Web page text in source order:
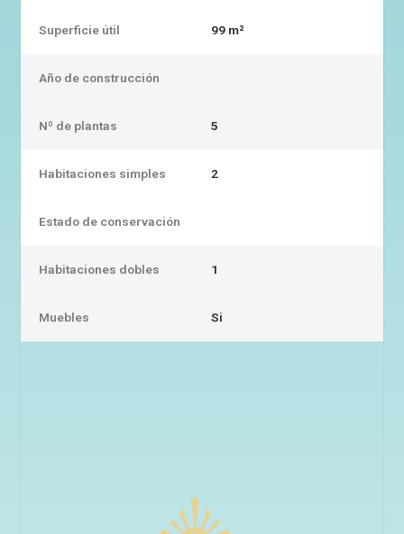
Superficie útil 99 m²
Año de construcción
Nº de plantas 5
Habitaciones simples 2
Estado de conservación
Habitaciones dobles 1
Muebles Si